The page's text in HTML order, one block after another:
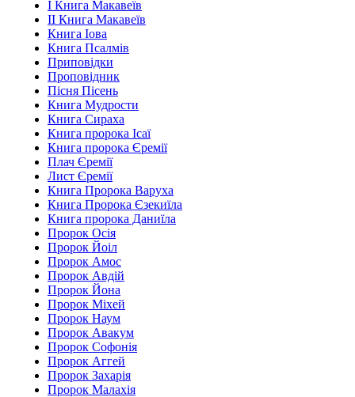
І Книга Макавеїв
ІІ Книга Макавеїв
Книга Іова
Книга Псалмів
Приповідки
Проповідник
Пісня Пісень
Книга Мудрости
Книга Сираха
Книга пророка Ісаї
Книга пророка Єремії
Плач Єремії
Лист Єремії
Книга Пророка Варуха
Книга Пророка Єзекиїла
Книга пророка Даниїла
Пророк Осія
Пророк Йоіл
Пророк Амос
Пророк Авдій
Пророк Йона
Пророк Міхей
Пророк Наум
Пророк Авакум
Пророк Софонія
Пророк Аггей
Пророк Захарія
Пророк Малахія